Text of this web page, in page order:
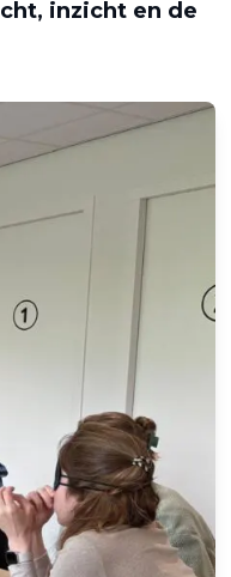
inzicht en de